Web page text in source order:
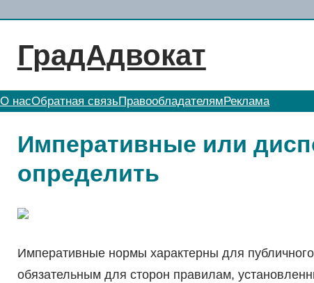
содержимому
ГрадАдвокат
О насОбратная связьПравообладателям Реклама
Императивные или
определить
Императивные нормы характерны для
обязательным для сторон правилам,